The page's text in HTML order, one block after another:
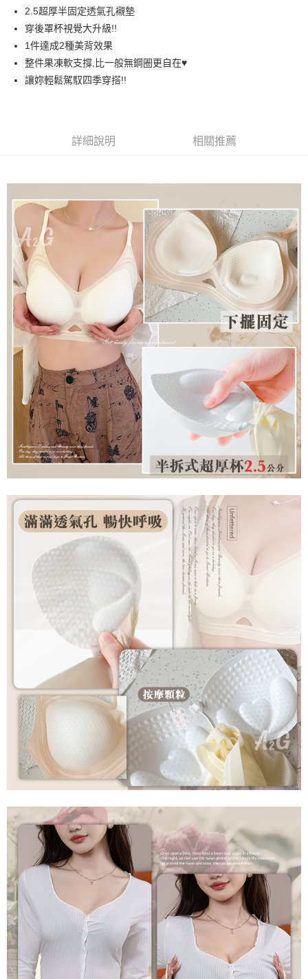
街口支付
悠遊付
AFTEE先享後付
相關說明
２．便利：只要手機號碼，簡訊認證，即可結帳。
結帳頁面，進行簡訊認證並確認金額後，即可完成結帳。
２．訂單成立數日內，您將收到繳費通知簡訊。
３．收到繳費通知簡訊後14天內，點擊此簡訊中的連結，可透過四大超商／
ATM／網路銀行／等多元方式進行付款，方視為交易完成。
※ 請注意：結帳手續完成當下不需立刻繳費，但若您需要取消訂單，請聯絡
購買商品的店家。未經商家同意取消之訂單仍視為有效，需透過AFTEE先享
後付繳納相關費用。
※ 交易是否成功請以「AFTEE先享後付 」之結帳頁面顯示為準，若有關於
是否繳費成功／繳費後需取消欲退款等相關疑問，請聯繫「AFTEE先享後付
客戶支援中心」 https://netprotections.freshdesk.com/support/home
【注意事項】
１．透過由恩沛科技股份有限公司提供之「AFTEE先享後付」服務完成之交
易，需依本服務之必要範圍內提供個人資料，並將交易相關給付款項請求債
權轉讓予恩沛科技股份有限公司。
２．關於個人資料處理事宜，請瀏覽以下網址：
https://aftee.tw/terms/#terms3
３．未成年的使用者請事先徵得法定代理人或監護人之同意方可使用
「AFTEE先享後付」，若未經同意申辦者引起之損失，本公司不負相關責
任。
４．使用「AFTEE先享後付」時，將依據個別帳號之用戶狀況，依本公司即
時審查核予不同之上限額度；若仍有額度不足之情形，本公司將視審查結果
恩沛科技股份有限公司將有權停止該用戶之使用額度並採取法律行動。
付款後全家取貨
每筆NT$60，滿NT$699(含以上)免運費
7-11取貨付款
每筆NT$60，滿NT$699(含以上)免運費
付款後7-11取貨
每筆NT$60，滿NT$699(含以上)免運費
宅配
每筆NT$100，滿NT$2,000(含以上)免運費
2.5超厚半固定透氣孔襯墊
穿後罩杯視覺大升級!!
1件達成2種美背效果
整件果凍軟支撐,比一般無鋼圈更自在♥️
讓妳輕鬆駕馭四季穿搭!!
詳細說明 相關推薦